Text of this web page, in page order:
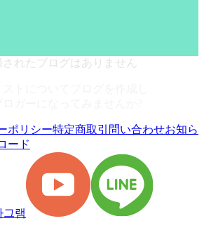
されたブログはありません
ポリシー特定商取引 問い合わせお知ら
ード